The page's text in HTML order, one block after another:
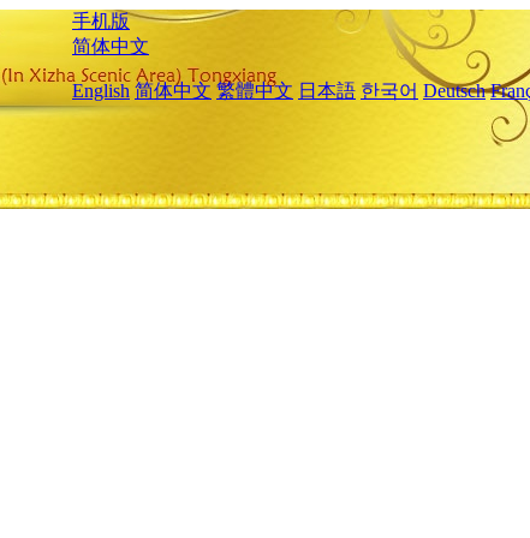
手机版
简体中文
English 简体中文 繁體中文 日本語 한국어 Deutsch